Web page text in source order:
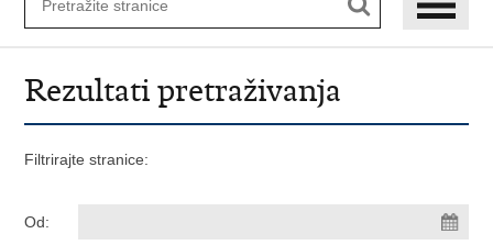
Rezultati pretraživanja
Filtrirajte stranice:
Od: